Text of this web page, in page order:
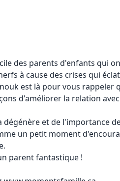
des parents d'enfants qui
à cause des crises qui
est là pour vous rappeler
d'améliorer la relation
et de l'importance
un petit moment
parent fantastique !